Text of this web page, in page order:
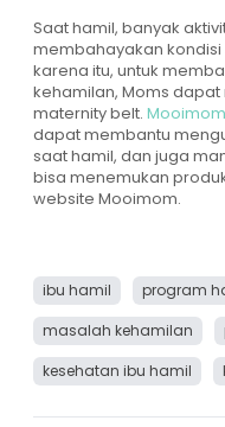
Saat hamil, banyak
membahayakan kondisi
karena itu, untuk
kehamilan, Moms
maternity belt.
dapat membantu
saat hamil, dan juga
bisa menemukan
website Mooimom.
ibu hamil program
masalah kehamilan
kesehatan ibu hamil